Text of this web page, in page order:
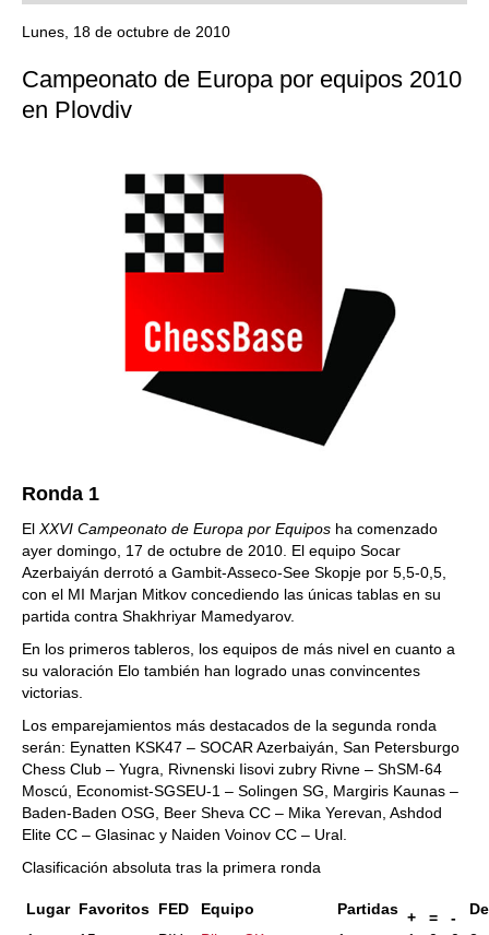
train more efficiently, intelligently and with a
more personalised approach than ever before.
Lunes, 18 de octubre de 2010
Campeonato de Europa por equipos 2010
en Plovdiv
Ronda 1
El XXVI Campeonato de Europa por Equipos ha comenzado
ayer domingo, 17 de octubre de 2010. El equipo Socar
Azerbaiyán derrotó a Gambit-Asseco-See Skopje por 5,5-0,5,
con el MI Marjan Mitkov concediendo las únicas tablas en su
partida contra Shakhriyar Mamedyarov.
En los primeros tableros, los equipos de más nivel en cuanto a
su valoración Elo también han logrado unas convincentes
victorias.
Los emparejamientos más destacados de la segunda ronda
serán: Eynatten KSK47 – SOCAR Azerbaiyán, San Petersburgo
Chess Club – Yugra, Rivnenski Iisovi zubry Rivne – ShSM-64
Moscú, Economist-SGSEU-1 – Solingen SG, Margiris Kaunas –
Baden-Baden OSG, Beer Sheva CC – Mika Yerevan, Ashdod
Elite CC – Glasinac y Naiden Voinov CC – Ural.
Clasificación absoluta tras la primera ronda
Lugar Favoritos FED Equipo Partidas + = -